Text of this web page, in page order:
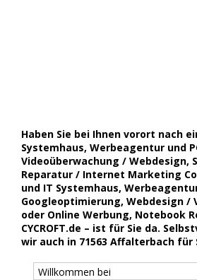
Haben Sie bei Ihnen vorort nach
Systemhaus, Werbeagentur und
Videoüberwachung / Webdesign,
Reparatur / Internet Marketing
und IT Systemhaus,
Googleoptimierung, Webdesign /
oder Online Werbung, Notebook
CYCROFT.de – ist für Sie da.
wir auch in 71563 Affalterbach für
Willkommen bei